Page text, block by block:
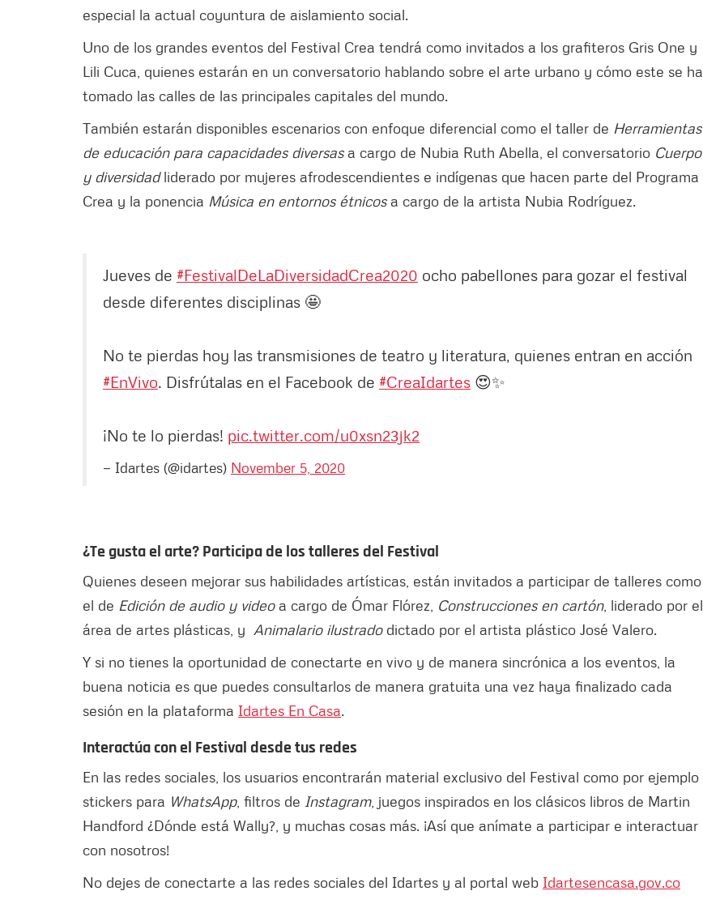
especial la actual coyuntura de aislamiento social.
Uno de los grandes eventos del Festival Crea tendrá como invitados a los grafiteros Gris One y
Lili Cuca, quienes estarán en un conversatorio hablando sobre el arte urbano y cómo este se ha
tomado las calles de las principales capitales del mundo.
También estarán disponibles escenarios con enfoque diferencial como el taller de Herramientas
de educación para capacidades diversasa cargo de Nubia Ruth Abella, el conversatorio Cuerpo
y diversidadliderado por mujeres afrodescendientes e indígenas que hacen parte del Programa
Crea y la ponencia Música en entornos étnicosa cargo de la artista Nubia Rodríguez.
Jueves de #FestivalDeLaDiversidadCrea2020 ocho pabellones para gozar el festival
desde diferentes disciplinas 🤩
No te pierdas hoy las transmisiones de teatro y literatura, quienes entran en acción
#EnVivo. Disfrútalas en el Facebook de #CreaIdartes 😍✨
¡No te lo pierdas! pic.twitter.com/u0xsn23jk2
— Idartes (@idartes) November 5, 2020
¿Te gusta el arte? Participa de los talleres del Festival
Quienes deseen mejorar sus habilidades artísticas, están invitados a participar de talleres como
el de Edición de audio y videoa cargo de Ómar Flórez, Construcciones en cartón, liderado por el
área de artes plásticas, y Animalario ilustrado dictado por el artista plástico José Valero.
Y si no tienes la oportunidad de conectarte en vivo y de manera sincrónica a los eventos, la
buena noticia es que puedes consultarlos de manera gratuita una vez haya finalizado cada
sesión en la plataforma Idartes En Casa.
Interactúa con el Festival desde tus redes
En las redes sociales, los usuarios encontrarán material exclusivo del Festival como por ejemplo
stickers para WhatsApp, filtros de Instagram, juegos inspirados en los clásicos libros de Martin
Handford ¿Dónde está Wally?, y muchas cosas más. ¡Así que anímate a participar e interactuar
con nosotros!
No dejes de conectarte a las redes sociales del Idartes y al portal web Idartesencasa.gov.co